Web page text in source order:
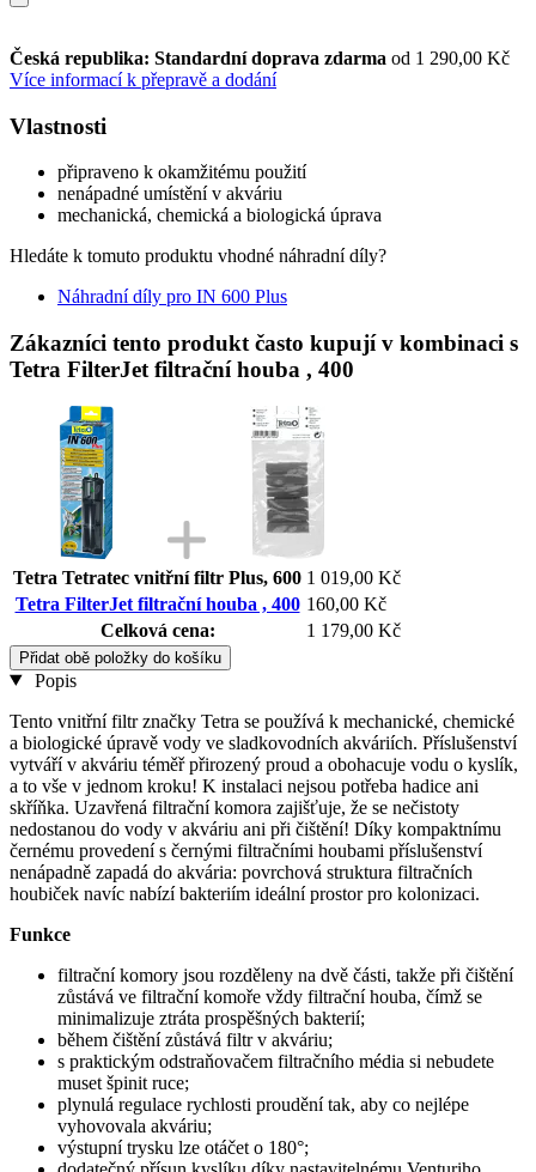
Česká republika: Standardní doprava zdarma od 1 290,00 Kč
Více informací k přepravě a dodání
Vlastnosti
připraveno k okamžitému použití
nenápadné umístění v akváriu
mechanická, chemická a biologická úprava
Hledáte k tomuto produktu vhodné náhradní díly?
Náhradní díly pro IN 600 Plus
Zákazníci tento produkt často kupují v kombinaci s
Tetra FilterJet filtrační houba , 400
Tetra Tetratec vnitřní filtr Plus, 600 1 019,00 Kč
Tetra FilterJet filtrační houba , 400 160,00 Kč
Celková cena:
1 179,00 Kč
Přidat obě položky do košíku
Popis
Tento vnitřní filtr značky Tetra se používá k mechanické, chemické
a biologické úpravě vody ve sladkovodních akváriích. Příslušenství
vytváří v akváriu téměř přirozený proud a obohacuje vodu o kyslík,
a to vše v jednom kroku! K instalaci nejsou potřeba hadice ani
skříňka. Uzavřená filtrační komora zajišťuje, že se nečistoty
nedostanou do vody v akváriu ani při čištění! Díky kompaktnímu
černému provedení s černými filtračními houbami příslušenství
nenápadně zapadá do akvária: povrchová struktura filtračních
houbiček navíc nabízí bakteriím ideální prostor pro kolonizaci.
Funkce
filtrační komory jsou rozděleny na dvě části, takže při čištění
zůstává ve filtrační komoře vždy filtrační houba, čímž se
minimalizuje ztráta prospěšných bakterií;
během čištění zůstává filtr v akváriu;
s praktickým odstraňovačem filtračního média si nebudete
muset špinit ruce;
plynulá regulace rychlosti proudění tak, aby co nejlépe
vyhovovala akváriu;
výstupní trysku lze otáčet o 180°;